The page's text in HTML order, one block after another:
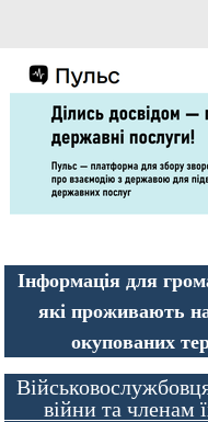
Інформація для
які проживають
окупованих
війни та членам